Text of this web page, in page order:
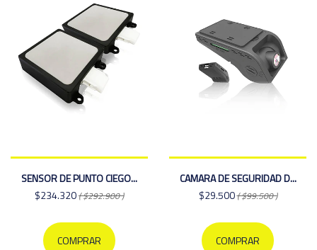
SENSOR DE PUNTO CIEGO...
$234.320( $292.900 )
COMPRAR
CAMARA DE SEGURIDAD D...
$29.500( $99.500 )
COMPRAR